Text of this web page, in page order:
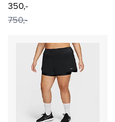
350,-
750,-